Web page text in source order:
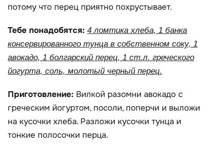
потому что перец приятно похрустывает.
Тебе понадобятся: 4 ломтика хлеба, 1 банка
консервированного тунца в собственном соку, 1
авокадо, 1 болгарский перец, 1 ст.л. греческого
йогурта, соль, молотый черный перец.
Приготовление: Вилкой разомни авокадо с
греческим йогуртом, посоли, поперчи и выложи
на кусочки хлеба. Разложи кусочки тунца и
тонкие полосочки перца.